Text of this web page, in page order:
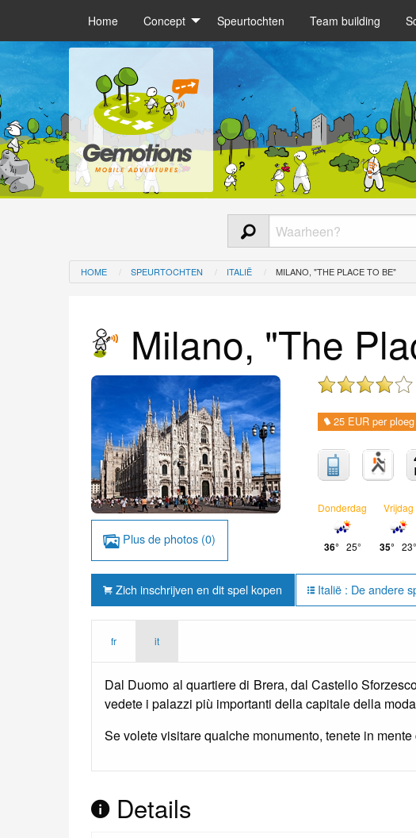
Home Concept Speurtochten Team building
HOME SPEURTOCHTEN ITALIË MILANO, "THE PLACE TO BE"
Milano, "The
Plus de photos (0)
25 EUR per ploeg
Donderdag
36° 25°
Vrijdag
35° 23°
Zich inschrijven en dit spel kopen Italië : De andere
fr it
Dal Duomo al quartiere di Brera, dal Castello
vedete i palazzi più importanti della capitale della
Se volete visitare qualche monumento, tenete in
Details